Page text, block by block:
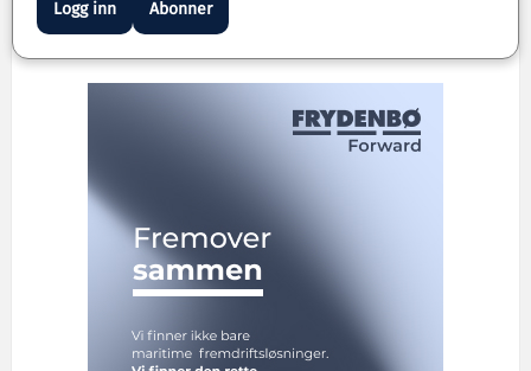
Logg inn Abonner